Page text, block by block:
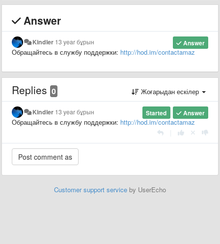
Answer
Answer
Kindler 13 year бұрын
Обращайтесь в службу поддержки: http://hod.im/contactamaz
Replies 0 Жоғарыдан ескілер
Answer
Started
Kindler 13 year бұрын
Обращайтесь в службу поддержки: http://hod.im/contactamaz
Customer support service by UserEcho